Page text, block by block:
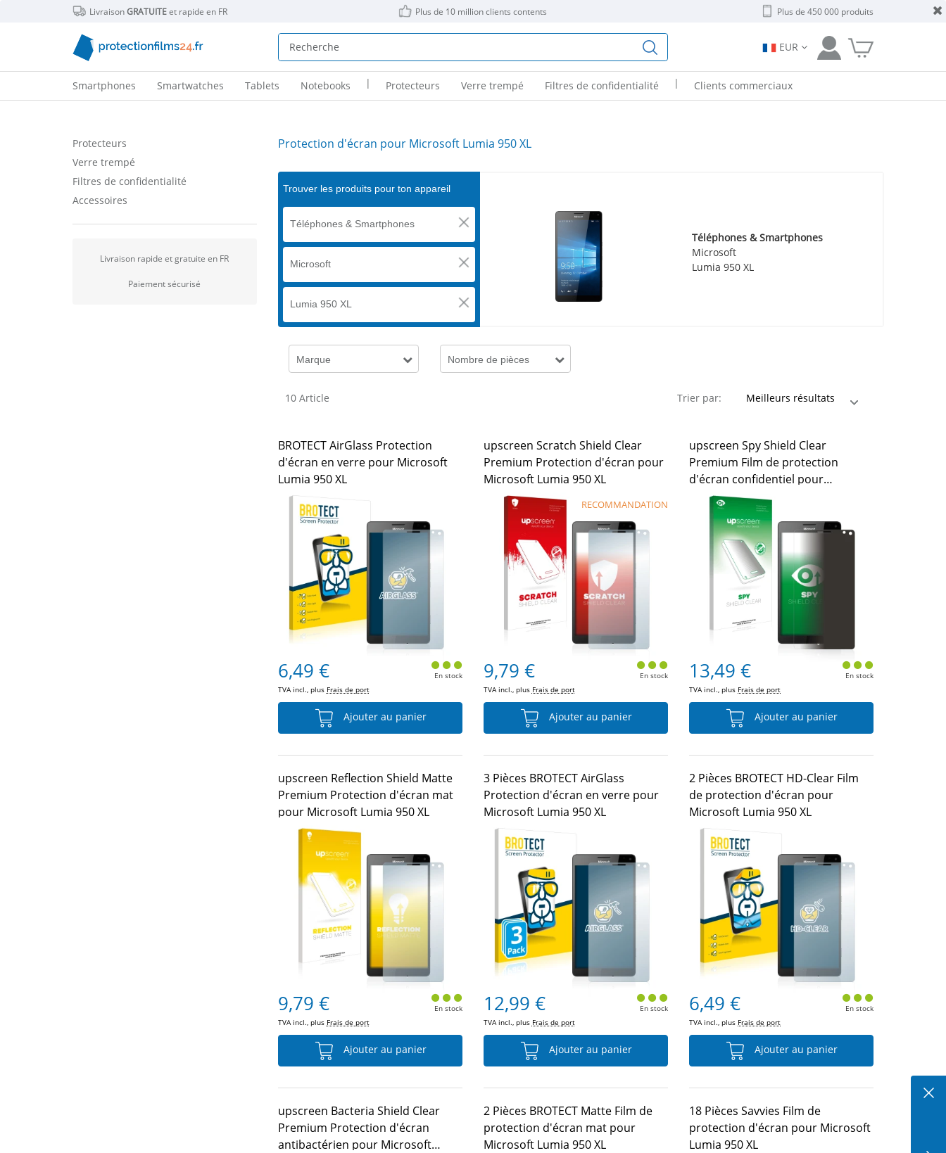
LivraisonGRATUITEet rapide en FR Plus de 10 million clients contents Plus de 450 000 produits
EUR
Smartphones Smartwatches Tablets Notebooks | Protecteurs Verre trempé Filtres de confidentialité | Clients commerciaux
Protecteurs
Verre trempé
Filtres de confidentialité
Accessoires
Livraison rapide et gratuite en FR
Paiement sécurisé
Protection d'écran pour Microsoft Lumia 950 XL
Trouver les produits pour ton appareil
Téléphones & Smartphones
Microsoft
Lumia 950 XL
Téléphones & Smartphones
Microsoft
Lumia 950 XL
Marque Nombre de pièces
10 Article Trier par:
BROTECT AirGlass Protection
d'écran en verre pour Microsoft
Lumia 950 XL
6,49 €
TVA incl., plus Frais de port
En stock
Ajouter au panier
upscreen Scratch Shield Clear
Premium Protection d'écran pour
Microsoft Lumia 950 XL
RECOMMANDATION
9,79 €
TVA incl., plus Frais de port
En stock
Ajouter au panier
upscreen Spy Shield Clear
Premium Film de protection
d'écran confidentiel pour
Microsoft Lumia 950 XL
13,49 €
TVA incl., plus Frais de port
En stock
Ajouter au panier
upscreen Reflection Shield Matte
Premium Protection d'écran mat
pour Microsoft Lumia 950 XL
9,79 €
TVA incl., plus Frais de port
En stock
Ajouter au panier
3 Pièces BROTECT AirGlass
Protection d'écran en verre pour
Microsoft Lumia 950 XL
12,99 €
TVA incl., plus Frais de port
En stock
Ajouter au panier
2 Pièces BROTECT HD-Clear Film
de protection d'écran pour
Microsoft Lumia 950 XL
6,49 €
TVA incl., plus Frais de port
En stock
Ajouter au panier
upscreen Bacteria Shield Clear
Premium Protection d'écran
antibactérien pour Microsoft
2 Pièces BROTECT Matte Film de
protection d'écran mat pour
Microsoft Lumia 950 XL
18 Pièces Savvies Film de
protection d'écran pour Microsoft
Lumia 950 XL